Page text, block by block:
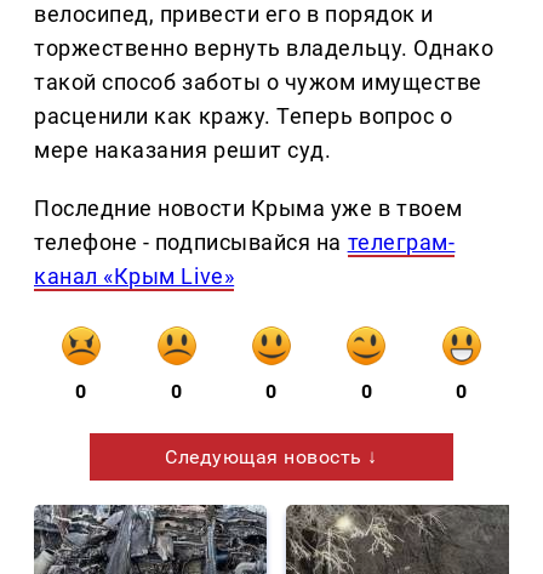
велосипед, привести его в порядок и
торжественно вернуть владельцу. Однако
такой способ заботы о чужом имуществе
расценили как кражу. Теперь вопрос о
мере наказания решит суд.
Последние новости Крыма уже в твоем
телефоне - подписывайся на телеграм-
канал «Крым Live»
0 0 0 0 0
Следующая новость ↓